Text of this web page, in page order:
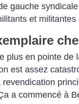
gauche
et militantes
plus en pointe de
est assez
a commencé à